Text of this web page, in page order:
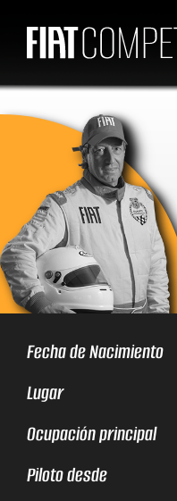
Fecha de Nacimiento
Lugar
Ocupación principal
Piloto desde